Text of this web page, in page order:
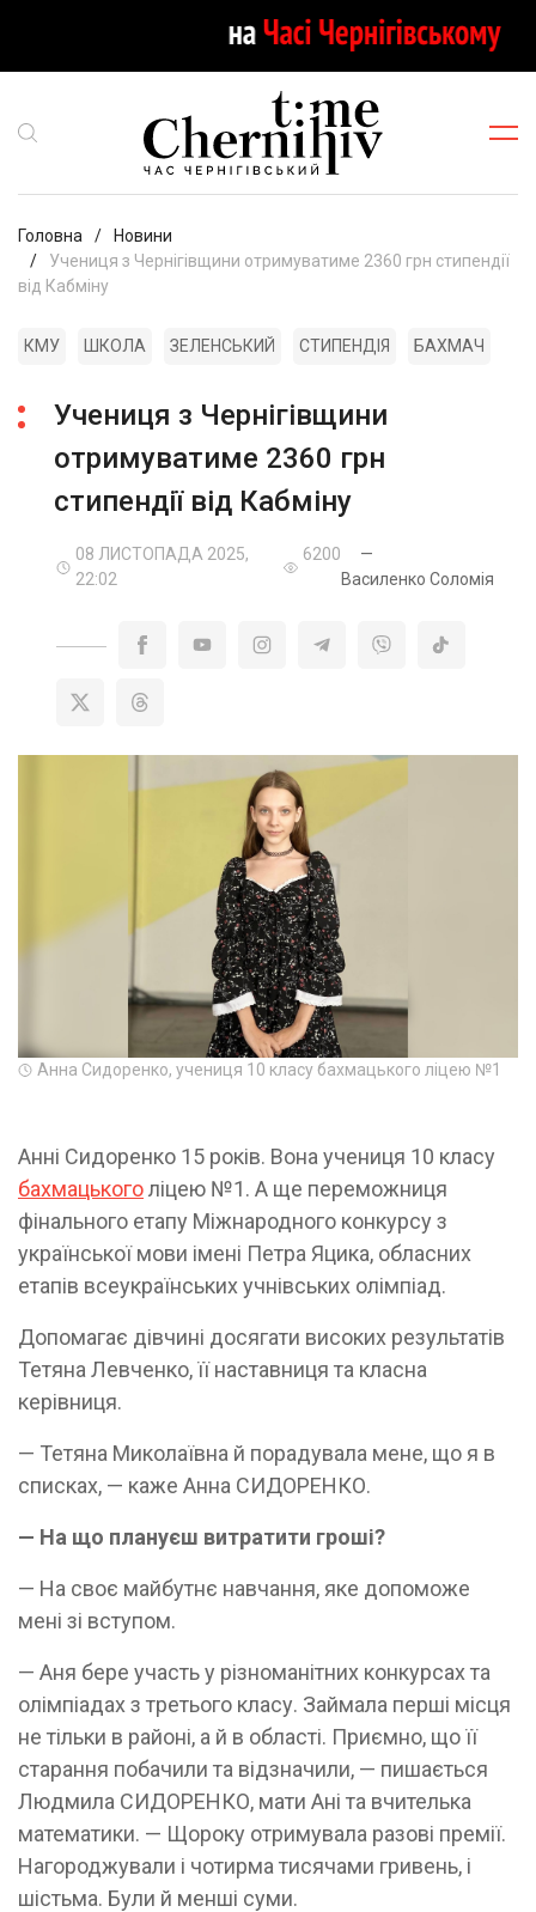
Головна
Новини
Учениця з Чернігівщини отримуватиме 2360 грн стипендії
від Кабміну
КМУ ШКОЛА ЗЕЛЕНСЬКИЙ СТИПЕНДІЯ БАХМАЧ
Учениця з Чернігівщини
отримуватиме 2360 грн
стипендії від Кабміну
08 ЛИСТОПАДА 2025,
22:02
6200
—
Василенко Соломія
Анна Сидоренко, учениця 10 класу бахмацького ліцею №1
Анні Сидоренко 15 років. Вона учениця 10 класу
бахмацькоголіцею №1. А ще переможниця
фінального етапу Міжнародного конкурсу з
української мови імені Петра Яцика, обласних
етапів всеукраїнських учнівських олімпіад.
Допомагає дівчині досягати високих результатів
Тетяна Левченко, її наставниця та класна
керівниця.
— Тетяна Миколаївна й порадувала мене, що я в
списках, — каже Анна СИДОРЕНКО.
— На що плануєш витратити гроші?
— На своє майбутнє навчання, яке допоможе
мені зі вступом.
— Аня бере участь у різноманітних конкурсах та
олімпіадах з третього класу. Займала перші місця
не тільки в районі, а й в області. Приємно, що її
старання побачили та відзначили, — пишається
Людмила СИДОРЕНКО, мати Ані та вчителька
математики. — Щороку отримувала разові премії.
Нагороджували і чотирма тисячами гривень, і
шістьма. Були й менші суми.